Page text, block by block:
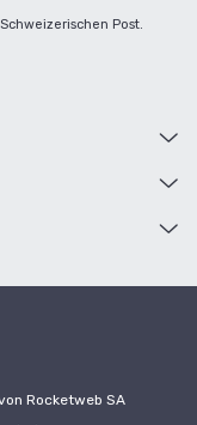
Post.
Rocketweb SA